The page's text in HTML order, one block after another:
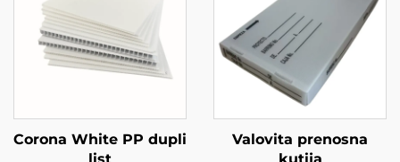
Corona White PP dupli
Valovita prenosna